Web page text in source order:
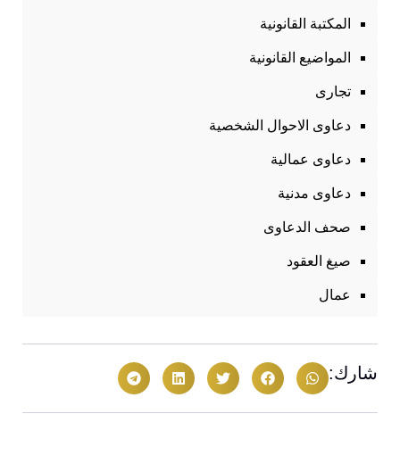
المكتبة القانونية
المواضيع القانونية
تجارى
دعاوى الاحوال الشخصية
دعاوى عمالية
دعاوى مدنية
صحف الدعاوى
صيغ العقود
عمال
شارك: